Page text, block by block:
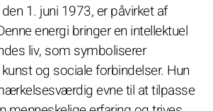
1. juni 1973, er påvirket af
energi bringer en intellektuel
liv, som symboliserer
og sociale forbindelser. Hun
evne til at tilpasse